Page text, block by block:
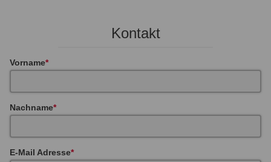
Kontakt
Vorname
Nachname
E-Mail Adresse